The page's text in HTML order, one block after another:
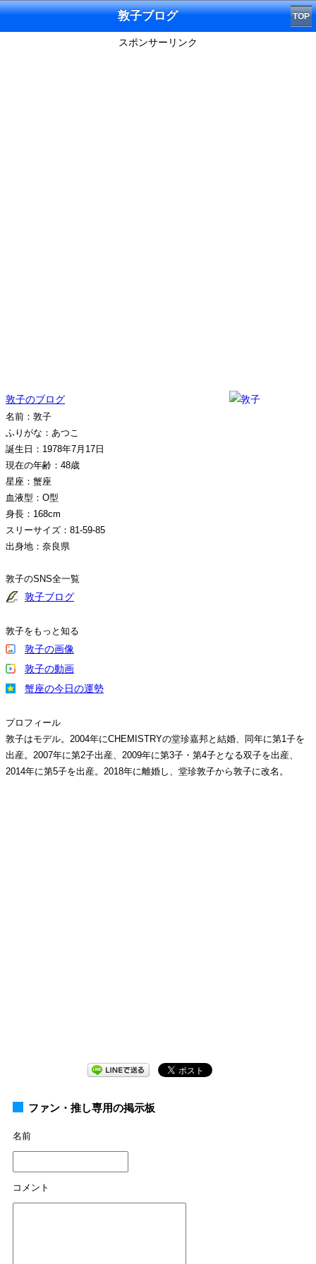
敦子ブログ TOP
スポンサーリンク
敦子のブログ
名前：敦子
ふりがな：あつこ
誕生日：1978年7月17日
現在の年齢：48歳
星座：蟹座
血液型：O型
身長：168cm
スリーサイズ：81-59-85
出身地：奈良県
敦子のSNS全一覧
敦子ブログ
敦子をもっと知る
敦子の画像
敦子の動画
蟹座の今日の運勢
プロフィール
敦子はモデル。2004年にCHEMISTRYの堂珍嘉邦と結婚、同年に第1子を
出産。2007年に第2子出産、2009年に第3子・第4子となる双子を出産、
2014年に第5子を出産。2018年に離婚し、堂珍敦子から敦子に改名。
ファン・推し専用の掲示板
名前
コメント